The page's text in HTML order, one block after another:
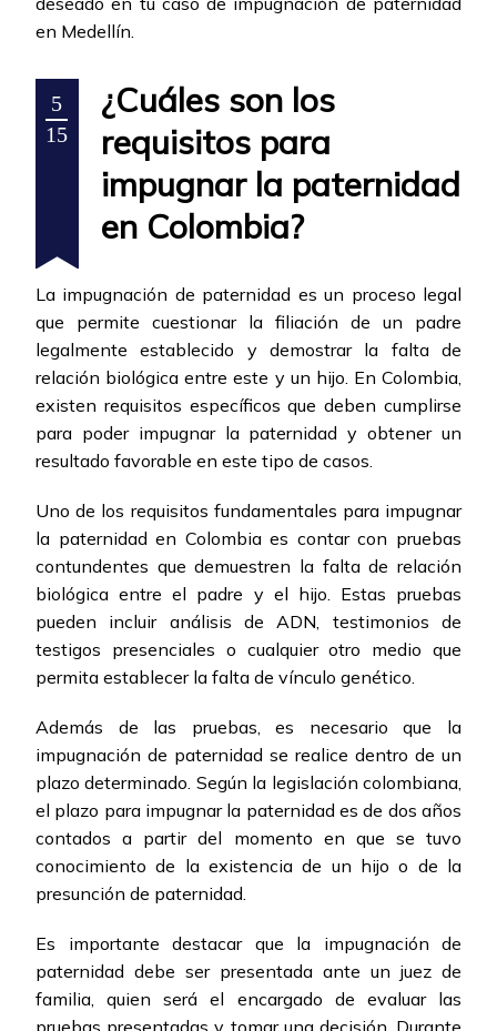
en Medellín.
5
15
¿Cuáles son los
requisitos para
impugnar la paternidad
en Colombia?
La impugnación de paternidad es un proceso legal
que permite cuestionar la filiación de un padre
legalmente establecido y demostrar la falta de
relación biológica entre este y un hijo. En Colombia,
existen requisitos específicos que deben cumplirse
para poder impugnar la paternidad y obtener un
resultado favorable en este tipo de casos.
Uno de los requisitos fundamentales para impugnar
la paternidad en Colombia es contar con pruebas
contundentes que demuestren la falta de relación
biológica entre el padre y el hijo. Estas pruebas
pueden incluir análisis de ADN, testimonios de
testigos presenciales o cualquier otro medio que
permita establecer la falta de vínculo genético.
Además de las pruebas, es necesario que la
impugnación de paternidad se realice dentro de un
plazo determinado. Según la legislación colombiana,
el plazo para impugnar la paternidad es de dos años
contados a partir del momento en que se tuvo
conocimiento de la existencia de un hijo o de la
presunción de paternidad.
Es importante destacar que la impugnación de
paternidad debe ser presentada ante un juez de
familia, quien será el encargado de evaluar las